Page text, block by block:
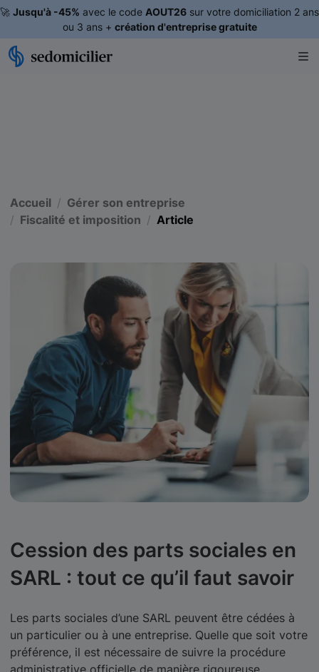
🚀 Jusqu'à -45% avec le code AOUT26 sur votre domiciliation 2 ans
ou 3 ans + création d'entreprise gratuite
Accueil
Gérer son entreprise
Fiscalité et imposition
Article
Cession des parts sociales en
SARL : tout ce qu’il faut savoir
Les parts sociales d’une SARL peuvent être cédées à
un particulier ou à une entreprise. Quelle que soit votre
préférence, il est nécessaire de suivre la procédure
administrative officielle de manière rigoureuse.